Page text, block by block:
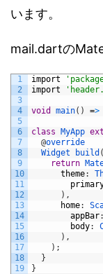
います。
mail.dartの
1
2
3
4
5
6
7
8
9
10
11
12
13
14
15
16
17
18
19
import
import
void main( ) =>
class MyApp
@override
Widget
build (
return
theme:
) ,
home:
appBar:
body:
) ,
) ;
}
}